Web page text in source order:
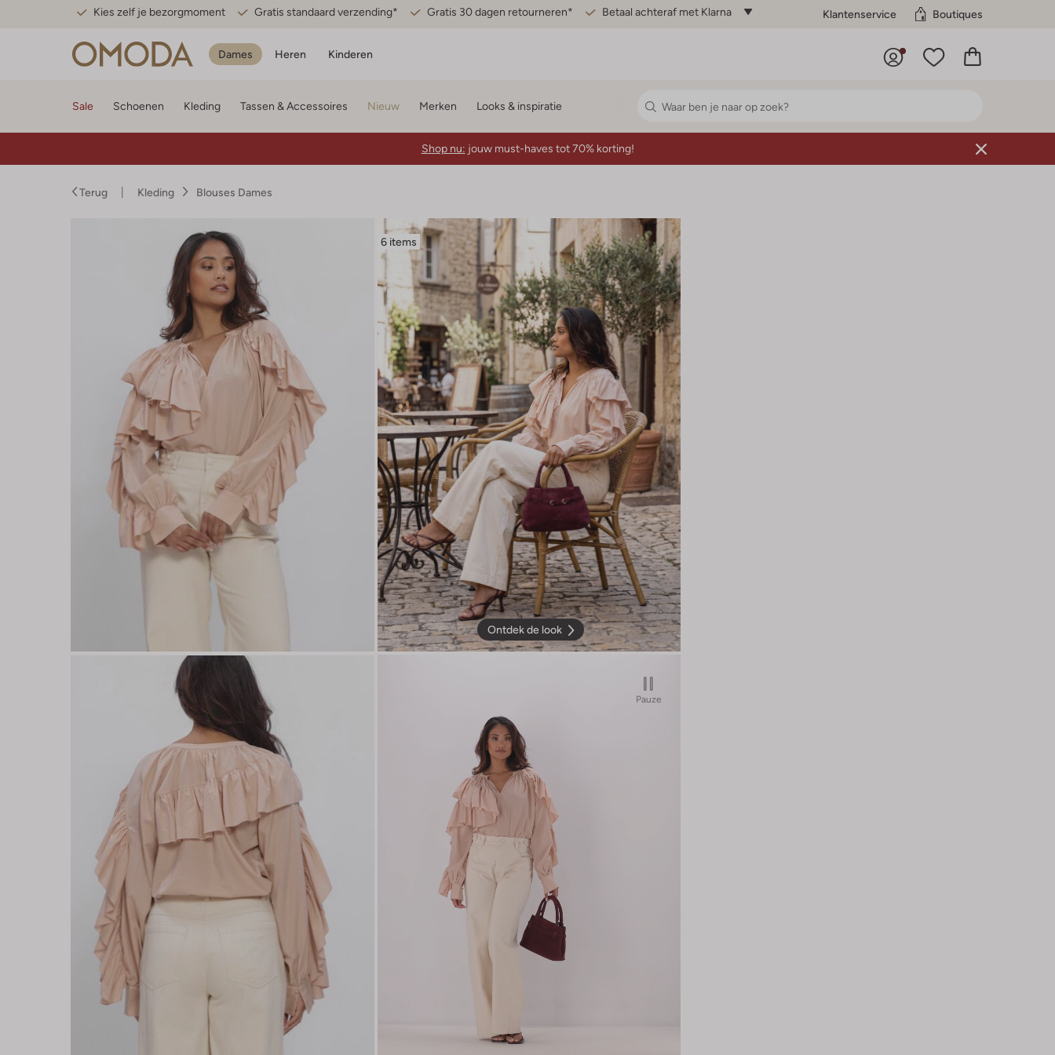
Kies zelf je bezorgmoment Gratis standaard verzending* Gratis 30 dagen retourneren* Betaal achteraf met Klarna Klantenservice Boutiques
Dames Heren Kinderen
Sale Schoenen Kleding Tassen & Accessoires Nieuw Merken Looks & inspiratie
Shop nu: jouw must-haves tot 70% korting!
Terug Kleding Blouses Dames
6 items
Ontdek de look
Pauze